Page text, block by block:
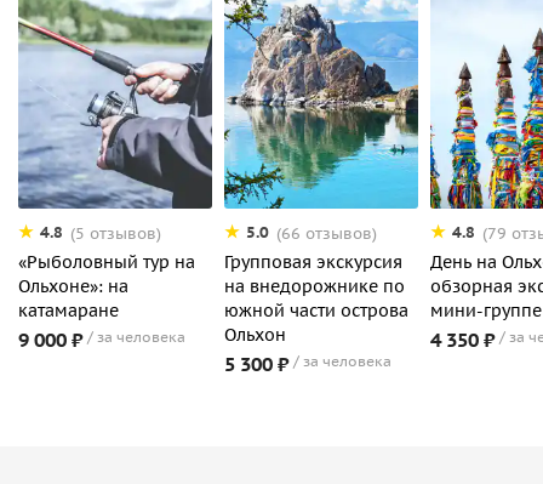
4.8 (5 отзывов)
«Рыболовный тур на
Ольхоне»: на
катамаране
9 000 ₽ за человека
5.0 (66 отзывов)
Групповая экскурсия
на внедорожнике по
южной части острова
Ольхон
5 300 ₽ за человека
4.8 (79
День на
обзорная
мини-группе
4 350 ₽ за